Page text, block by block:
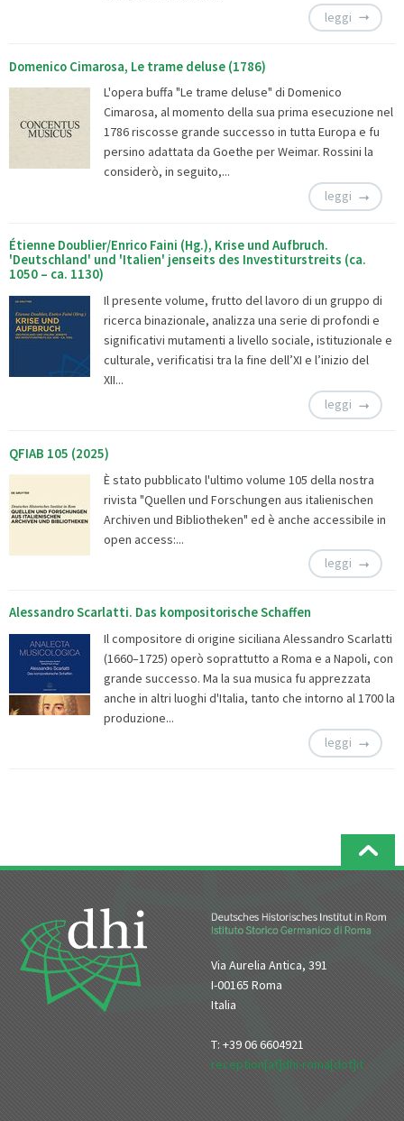
leggi
Domenico Cimarosa, Le trame deluse (1786)
L'opera buffa "Le trame deluse" di Domenico
Cimarosa, al momento della sua prima esecuzione nel
1786 riscosse grande successo in tutta Europa e fu
persino adattata da Goethe per Weimar. Rossini la
considerò, in seguito,...
leggi
Étienne Doublier/Enrico Faini (Hg.), Krise und Aufbruch.
'Deutschland' und 'Italien' jenseits des Investiturstreits (ca.
1050 – ca. 1130)
Il presente volume, frutto del lavoro di un gruppo di
ricerca binazionale, analizza una serie di profondi e
significativi mutamenti a livello sociale, istituzionale e
culturale, verificatisi tra la fine dell’XI e l’inizio del
XII...
leggi
QFIAB 105 (2025)
È stato pubblicato l'ultimo volume 105 della nostra
rivista "Quellen und Forschungen aus italienischen
Archiven und Bibliotheken" ed è anche accessibile in
open access:...
leggi
Alessandro Scarlatti. Das kompositorische Schaffen
Il compositore di origine siciliana Alessandro Scarlatti
(1660–1725) operò soprattutto a Roma e a Napoli, con
grande successo. Ma la sua musica fu apprezzata
anche in altri luoghi d'Italia, tanto che intorno al 1700 la
produzione...
leggi
Via Aurelia Antica, 391
I-00165 Roma
Italia
T: +39 06 6604921
reception[at]dhi-roma[dot]it